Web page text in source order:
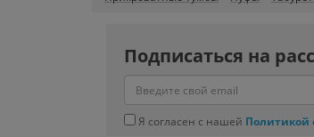
Подписаться на
Я согласен с нашей Политикой